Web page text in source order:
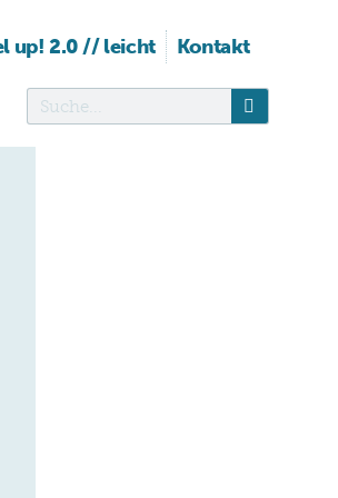
up! 2.0 // leicht Kontakt